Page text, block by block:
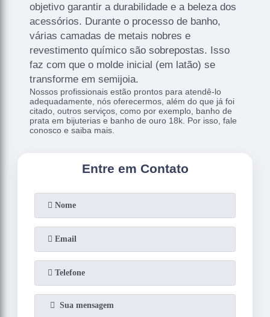
objetivo garantir a durabilidade e a beleza dos
acessórios. Durante o processo de banho,
várias camadas de metais nobres e
revestimento químico são sobrepostas. Isso
faz com que o molde inicial (em latão) se
transforme em semijoia.
Nossos profissionais estão prontos para atendê-lo
adequadamente, nós oferecermos, além do que já foi
citado, outros serviços, como por exemplo, banho de
prata em bijuterias e banho de ouro 18k. Por isso, fale
conosco e saiba mais.
Entre em Contato